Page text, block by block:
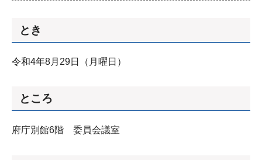
とき
令和4年8月29日（月曜日）
ところ
府庁別館6階 委員会議室